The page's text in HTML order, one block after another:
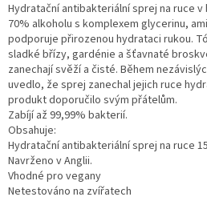
Hydratační antibakteriální sprej na ruce
70% alkoholu s komplexem glycerinu,
podporuje přirozenou hydrataci rukou.
sladké břízy, gardénie a šťavnaté
zanechají svěží a čisté. Během
uvedlo, že sprej zanechal jejich ruce
produkt doporučilo svým přátelům.
Zabíjí až 99,99% bakterií.
Obsahuje:
Hydratační antibakteriální sprej na ruce
Navrženo v Anglii.
Vhodné pro vegany
Netestováno na zvířatech